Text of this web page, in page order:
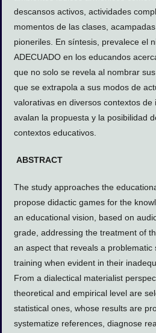
descansos activos, actividades
momentos de las clases,
pioneriles. En síntesis, prevalece el
ADECUADO en los educandos
que no solo se revela al nombrar
que se extrapola a sus modos de
valorativas en diversos contextos de
avalan la propuesta y la posibilidad
contextos educativos.
ABSTRACT
The study approaches the
propose didactic games for the
an educational vision, based on
grade, addressing the treatment of
an aspect that reveals a
training when evident in their
From a dialectical materialist
theoretical and empirical level are
statistical ones, whose results are
systematize references, diagnose